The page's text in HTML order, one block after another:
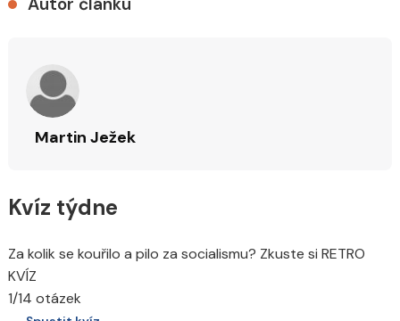
Martin Ježek
Kvíz týdne
Za kolik se kouřilo a pilo za socialismu? Zkuste si RETRO
KVÍZ
1/14 otázek